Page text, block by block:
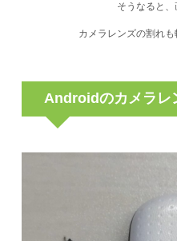
そうなると、
カメラレンズの割れも
Androidのカメラレ